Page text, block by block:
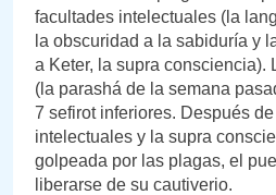
facultades intelectuales (la
la obscuridad a la sabiduría y
a Keter, la supra consciencia).
(la parashá de la semana
7 sefirot inferiores. Después
intelectuales y la supra
golpeada por las plagas, el
liberarse de su cautiverio.